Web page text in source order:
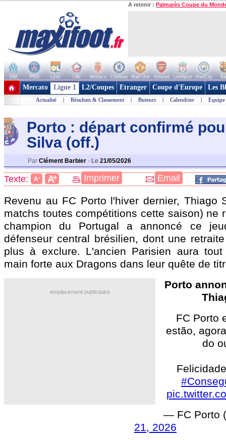
A retenir : Palmarès Coupe du
OM PSG Lyon Lille Monaco Chelsea Man Utd Arsenal Liverpool ManCity
+ de clubs
Mercato Ligue 1 L2/Coupes Etranger Coupe d'Europe Les
Actualité | Résultats & Classement | Buteurs | Calendrier | Equipe
Porto : départ confirmé
Silva (off.)
Par Clément Barbier - Le 21/05/2026
Texte: A- A+ Imprimer Email
Revenu au FC Porto l'hiver dernier, Thiago
matchs toutes compétitions cette saison) ne
champion du Portugal a annoncé ce
défenseur central brésilien, dont une
plus à exclure. L'ancien Parisien aura
main forte aux Dragons dans leur quête de
emplacement publicitaire
Porto
FC Porto
estão,
do
— FC Porto
21, 2026